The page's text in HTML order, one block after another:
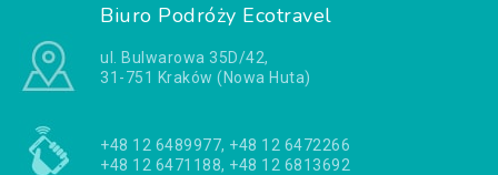
Biuro Podróży Ecotravel
ul. Bulwarowa 35D/42,
31-751 Kraków (Nowa Huta)
+48 12 6489977, +48 12 6472266
+48 12 6471188, +48 12 6813692